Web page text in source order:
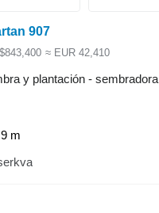
907
≈ EUR 42,410
y plantación - sembradora
9 m